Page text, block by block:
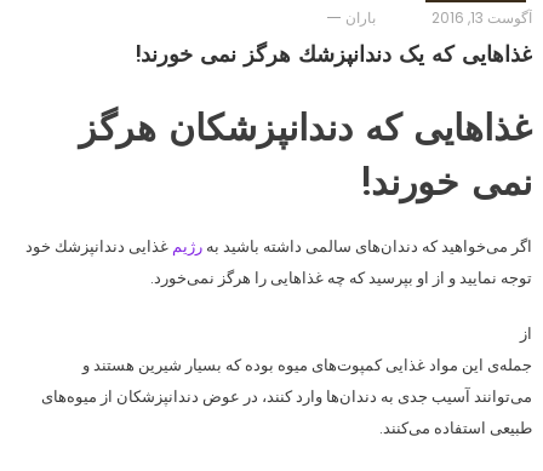
آگوست 13, 2016
باران
غذاهایی که یک دندانپزشك هرگز نمی خورند!
غذاهایی که دندانپزشکان هرگز
نمی خورند!
اگر می‌خواهید كه دندان‌های سالمی داشته باشید به رژیم غذایی دندانپزشك خود
توجه نمایید و از او بپرسید كه چه غذاهایی را هرگز نمی‌خورد.
از
جمله‌ی این مواد غذایی كمپوت‌های میوه بوده كه بسیار شیرین هستند و
می‌توانند آسیب جدی به دندان‌ها وارد كنند، در عوض دندانپزشكان از میوه‌های
طبیعی استفاده می‌كنند.